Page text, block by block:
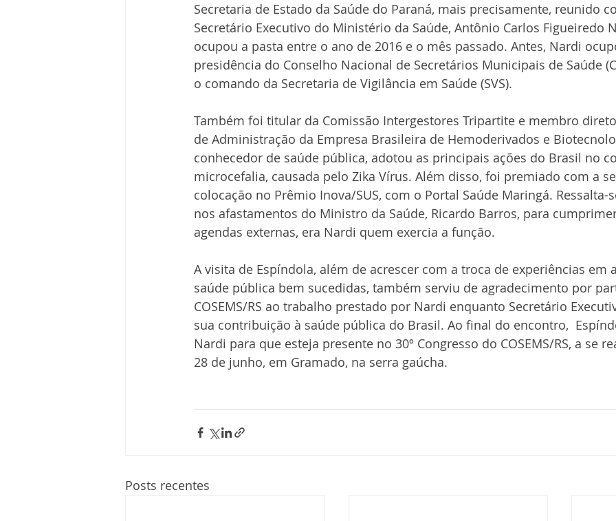
Secretaria de Estado da Saúde do Paraná, mais precisamente, reunido
Secretário Executivo do Ministério da Saúde, Antônio Carlos Figueiredo
ocupou a pasta entre o ano de 2016 e o mês passado. Antes, Nardi
presidência do Conselho Nacional de Secretários Municipais de Saúde
o comando da Secretaria de Vigilância em Saúde (SVS).
Também foi titular da Comissão Intergestores Tripartite e membro
de Administração da Empresa Brasileira de Hemoderivados e
conhecedor de saúde pública, adotou as principais ações do Brasil no
microcefalia, causada pelo Zika Vírus. Além disso, foi premiado com a
colocação no Prêmio Inova/SUS, com o Portal Saúde Maringá. Ressalta-
nos afastamentos do Ministro da Saúde, Ricardo Barros, para
agendas externas, era Nardi quem exercia a função.
A visita de Espíndola, além de acrescer com a troca de experiências em
saúde pública bem sucedidas, também serviu de agradecimento por
COSEMS/RS ao trabalho prestado por Nardi enquanto Secretário
sua contribuição à saúde pública do Brasil. Ao final do encontro,
Nardi para que esteja presente no 30º Congresso do COSEMS/RS, a se
28 de junho, em Gramado, na serra gaúcha.
Posts recentes